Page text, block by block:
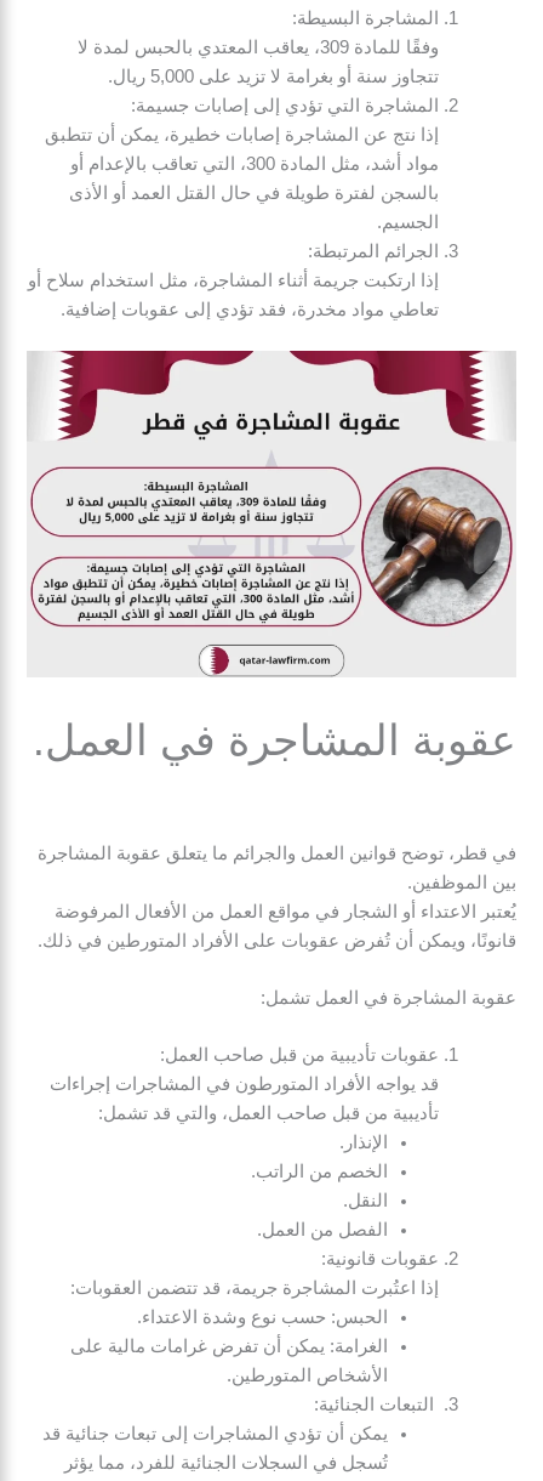
المشاجرة البسيطة:
وفقًا للمادة 309، يعاقب المعتدي بالحبس لمدة لا
تتجاوز سنة أو بغرامة لا تزيد على 5,000 ريال.
المشاجرة التي تؤدي إلى إصابات جسيمة:
إذا نتج عن المشاجرة إصابات خطيرة، يمكن أن تتطبق
مواد أشد، مثل المادة 300، التي تعاقب بالإعدام أو
بالسجن لفترة طويلة في حال القتل العمد أو الأذى
الجسيم.
الجرائم المرتبطة:
إذا ارتكبت جريمة أثناء المشاجرة، مثل استخدام سلاح أو
تعاطي مواد مخدرة، فقد تؤدي إلى عقوبات إضافية.
عقوبة المشاجرة في العمل.
في قطر، توضح قوانين العمل والجرائم ما يتعلق عقوبة المشاجرة
بين الموظفين.
يُعتبر الاعتداء أو الشجار في مواقع العمل من الأفعال المرفوضة
قانونًا، ويمكن أن تُفرض عقوبات على الأفراد المتورطين في ذلك.
عقوبة المشاجرة في العمل تشمل:
عقوبات تأديبية من قبل صاحب العمل:
قد يواجه الأفراد المتورطون في المشاجرات إجراءات
تأديبية من قبل صاحب العمل، والتي قد تشمل:
الإنذار.
الخصم من الراتب.
النقل.
الفصل من العمل.
عقوبات قانونية:
إذا اعتُبرت المشاجرة جريمة، قد تتضمن العقوبات:
الحبس: حسب نوع وشدة الاعتداء.
الغرامة: يمكن أن تفرض غرامات مالية على
الأشخاص المتورطين.
التبعات الجنائية:
يمكن أن تؤدي المشاجرات إلى تبعات جنائية قد
تُسجل في السجلات الجنائية للفرد، مما يؤثر